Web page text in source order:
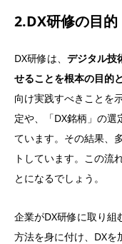
2.DX研修の目的
DX研修は、 デジタル技
せることを根本の目的
向け実践すべきことを
定や、「DX銘柄」の選
ています。その結果、
トしています。この流
とになるでしょう。
企業がDX研修に取り組
方法を身に付け、DXを